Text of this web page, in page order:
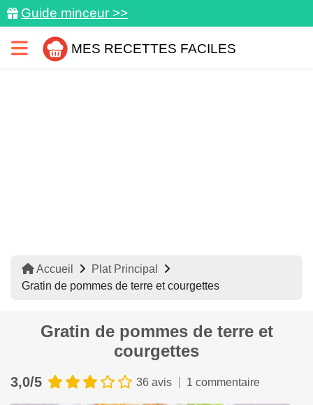
Guide minceur >>
MES RECETTES FACILES
Accueil
Plat Principal
Gratin de pommes de terre et courgettes
Gratin de pommes de terre et
courgettes
3,0/5 36 avis 1 commentaire